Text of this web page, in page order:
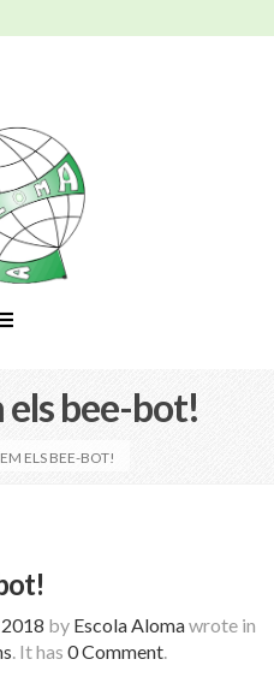
bee-bot!
ELS BEE-BOT!
by Escola Alomawrote in
. It has 0 Comment.